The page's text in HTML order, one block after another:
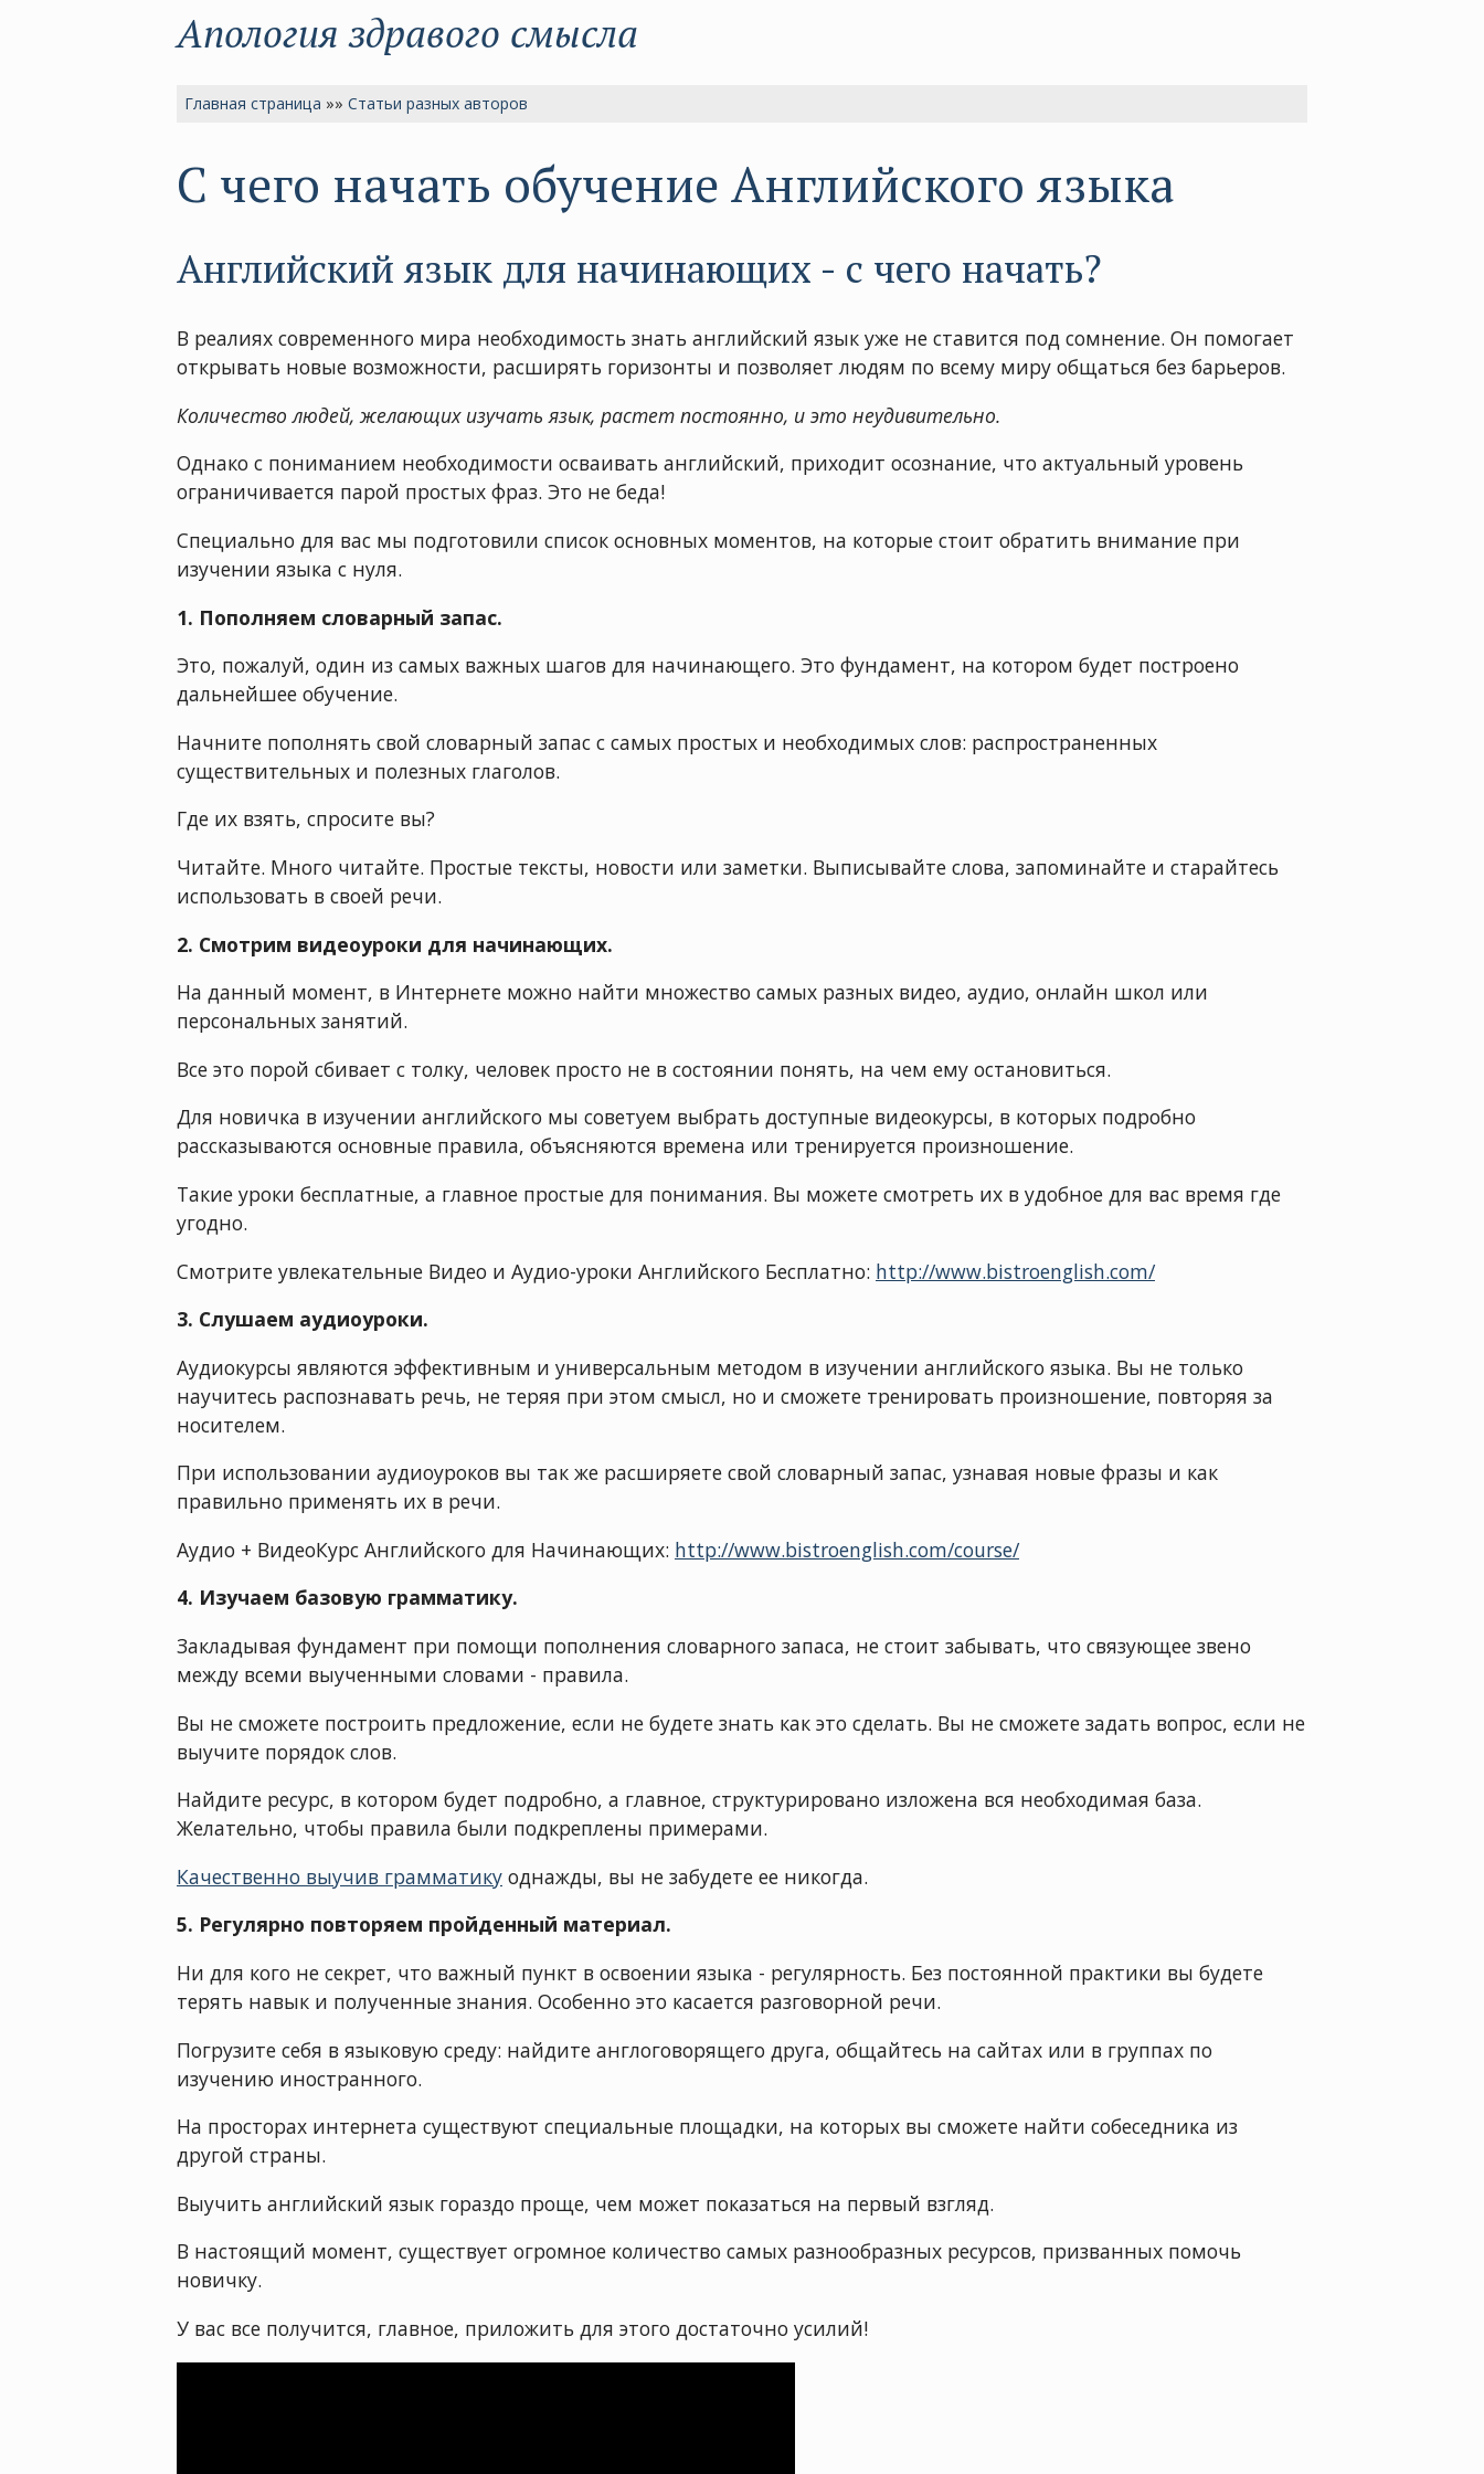
Апология здравого смысла
Главная страница »» Статьи разных авторов
С чего начать обучение Английского языка
Английский язык для начинающих - с чего начать?
В реалиях современного мира необходимость знать английский язык уже не ставится под сомнение. Он помогает
открывать новые возможности, расширять горизонты и позволяет людям по всему миру общаться без барьеров.
Количество людей, желающих изучать язык, растет постоянно, и это неудивительно.
Однако с пониманием необходимости осваивать английский, приходит осознание, что актуальный уровень
ограничивается парой простых фраз. Это не беда!
Специально для вас мы подготовили список основных моментов, на которые стоит обратить внимание при
изучении языка с нуля.
1. Пополняем словарный запас.
Это, пожалуй, один из самых важных шагов для начинающего. Это фундамент, на котором будет построено
дальнейшее обучение.
Начните пополнять свой словарный запас с самых простых и необходимых слов: распространенных
существительных и полезных глаголов.
Где их взять, спросите вы?
Читайте. Много читайте. Простые тексты, новости или заметки. Выписывайте слова, запоминайте и старайтесь
использовать в своей речи.
2. Смотрим видеоуроки для начинающих.
На данный момент, в Интернете можно найти множество самых разных видео, аудио, онлайн школ или
персональных занятий.
Все это порой сбивает с толку, человек просто не в состоянии понять, на чем ему остановиться.
Для новичка в изучении английского мы советуем выбрать доступные видеокурсы, в которых подробно
рассказываются основные правила, объясняются времена или тренируется произношение.
Такие уроки бесплатные, а главное простые для понимания. Вы можете смотреть их в удобное для вас время где
угодно.
Смотрите увлекательные Видео и Аудио-уроки Английского Бесплатно: http://www.bistroenglish.com/
3. Слушаем аудиоуроки.
Аудиокурсы являются эффективным и универсальным методом в изучении английского языка. Вы не только
научитесь распознавать речь, не теряя при этом смысл, но и сможете тренировать произношение, повторяя за
носителем.
При использовании аудиоуроков вы так же расширяете свой словарный запас, узнавая новые фразы и как
правильно применять их в речи.
Аудио + ВидеоКурс Английского для Начинающих: http://www.bistroenglish.com/course/
4. Изучаем базовую грамматику.
Закладывая фундамент при помощи пополнения словарного запаса, не стоит забывать, что связующее звено
между всеми выученными словами - правила.
Вы не сможете построить предложение, если не будете знать как это сделать. Вы не сможете задать вопрос, если не
выучите порядок слов.
Найдите ресурс, в котором будет подробно, а главное, структурировано изложена вся необходимая база.
Желательно, чтобы правила были подкреплены примерами.
Качественно выучив грамматику однажды, вы не забудете ее никогда.
5. Регулярно повторяем пройденный материал.
Ни для кого не секрет, что важный пункт в освоении языка - регулярность. Без постоянной практики вы будете
терять навык и полученные знания. Особенно это касается разговорной речи.
Погрузите себя в языковую среду: найдите англоговорящего друга, общайтесь на сайтах или в группах по
изучению иностранного.
На просторах интернета существуют специальные площадки, на которых вы сможете найти собеседника из
другой страны.
Выучить английский язык гораздо проще, чем может показаться на первый взгляд.
В настоящий момент, существует огромное количество самых разнообразных ресурсов, призванных помочь
новичку.
У вас все получится, главное, приложить для этого достаточно усилий!